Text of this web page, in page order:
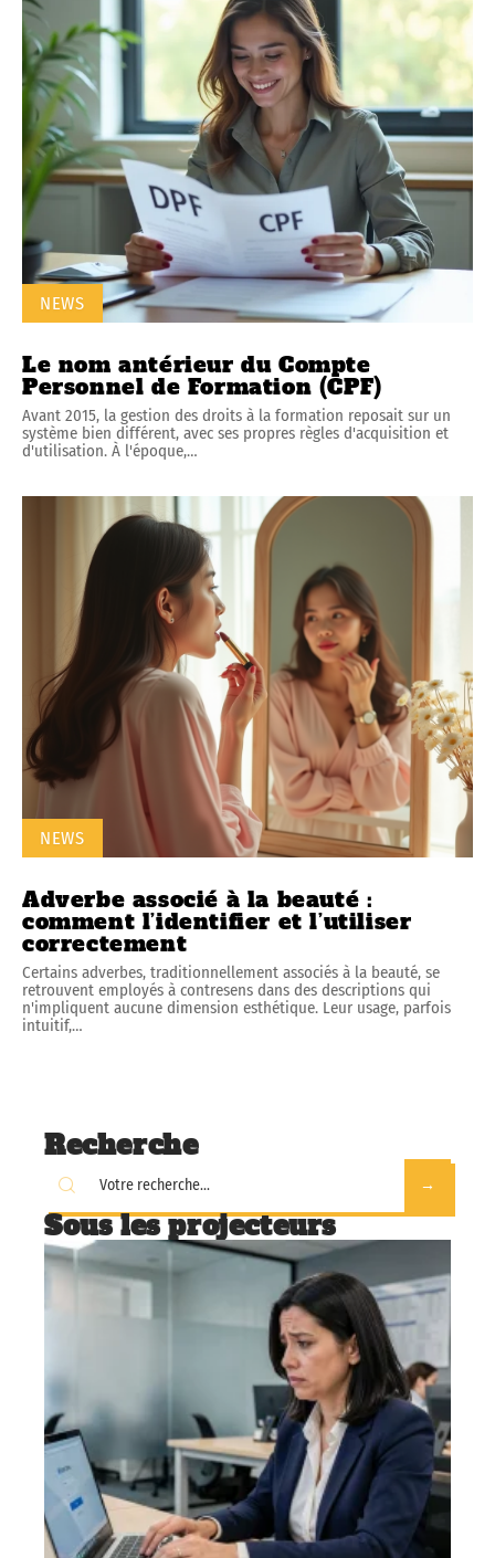
NEWS
Le nom antérieur du Compte
Personnel de Formation (CPF)
Avant 2015, la gestion des droits à la formation reposait sur un
système bien différent, avec ses propres règles d'acquisition et
d'utilisation. À l'époque,…
NEWS
Adverbe associé à la beauté :
comment l’identifier et l’utiliser
correctement
Certains adverbes, traditionnellement associés à la beauté, se
retrouvent employés à contresens dans des descriptions qui
n'impliquent aucune dimension esthétique. Leur usage, parfois
intuitif,…
Recherche
Sous les projecteurs